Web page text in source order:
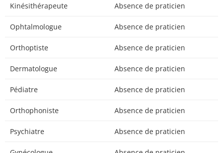
Kinésithérapeute Absence de praticien
Ophtalmologue Absence de praticien
Orthoptiste Absence de praticien
Dermatologue Absence de praticien
Pédiatre Absence de praticien
Orthophoniste Absence de praticien
Psychiatre Absence de praticien